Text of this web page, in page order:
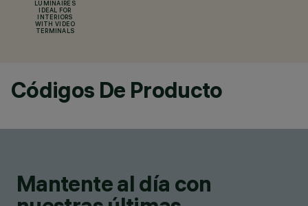
LUMINAIRES
IDEAL FOR
INTERIORS
WITH VIDEO
TERMINALS
Códigos De Producto
Mantente al día con